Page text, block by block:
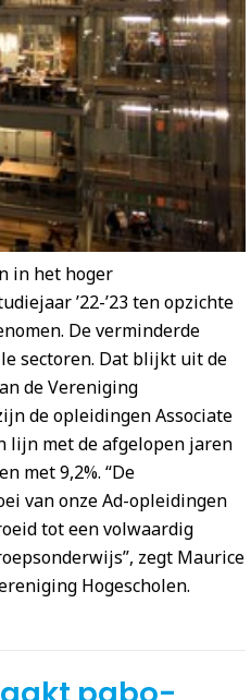
in het hoger
’22-’23 ten opzichte
De verminderde
sectoren. Dat blijkt uit de
de Vereniging
de opleidingen Associate
lijn met de afgelopen jaren
met 9,2%. “De
van onze Ad-opleidingen
tot een volwaardig
zegt Maurice
Hogescholen.